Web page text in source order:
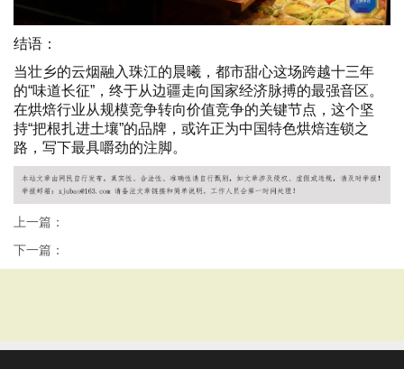
结语：
当壮乡的云烟融入珠江的晨曦，都市甜心这场跨越十三年
的“味道长征”，终于从边疆走向国家经济脉搏的最强音区。
在烘焙行业从规模竞争转向价值竞争的关键节点，这个坚
持“把根扎进土壤”的品牌，或许正为中国特色烘焙连锁之
路，写下最具嚼劲的注脚。
上一篇：
下一篇：